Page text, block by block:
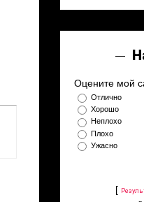
Оцените мой
Отлично
Хорошо
Неплохо
Плохо
Ужасно
[